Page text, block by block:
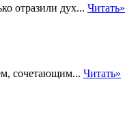
отразили дух... Читать»
сочетающим... Читать»